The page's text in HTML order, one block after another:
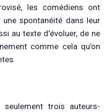
les comédiens ont
spontanéité dans leur
au texte d’évoluer, de ne
comme cela qu’on
trois auteurs-